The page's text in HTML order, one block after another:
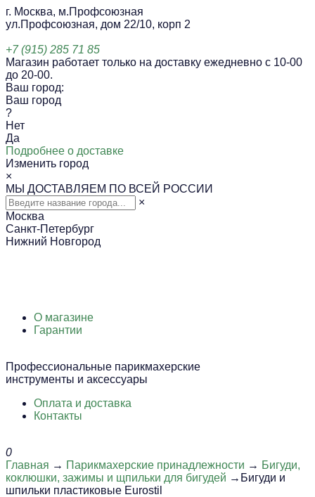
г. Москва, м.Профсоюзная
ул.Профсоюзная, дом 22/10, корп 2
+7 (915) 285 71 85
Магазин работает только на доставку ежедневно с 10-00
до 20-00.
Ваш город:
Ваш город
?
Нет
Да
Подробнее о доставке
Изменить город
×
МЫ ДОСТАВЛЯЕМ ПО ВСЕЙ РОССИИ
×
Москва
Санкт-Петербург
Нижний Новгород
О магазине
Гарантии
Профессиональные парикмахерские
инструменты и аксессуары
Оплата и доставка
Контакты
0
Главная → Парикмахерские принадлежности → Бигуди,
коклюшки, зажимы и щпильки для бигудей →Бигуди и
шпильки пластиковые Eurostil